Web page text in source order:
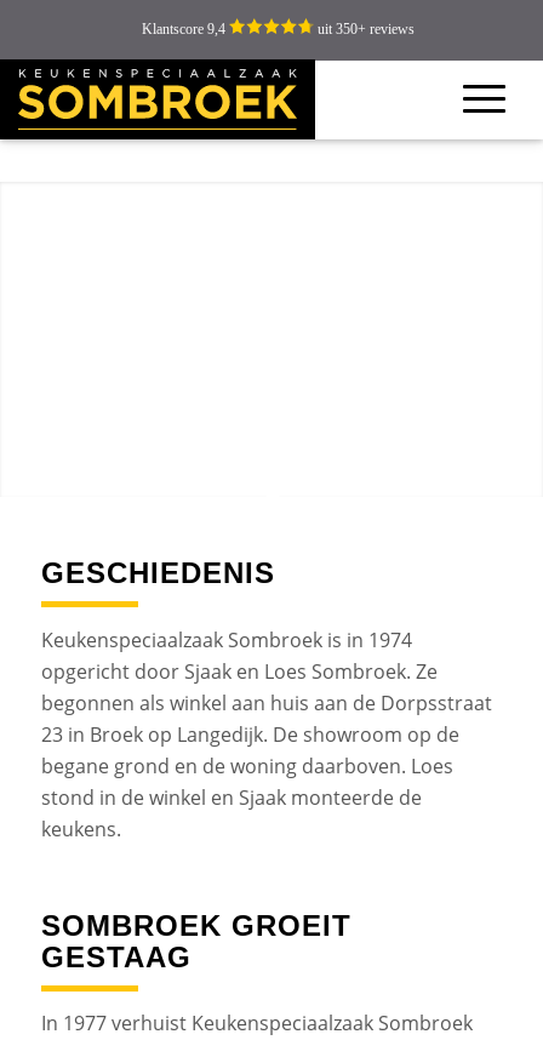
Klantscore 9,4 uit 350+ reviews
GESCHIEDENIS
Keukenspeciaalzaak Sombroek is in 1974
opgericht door Sjaak en Loes Sombroek. Ze
begonnen als winkel aan huis aan de Dorpsstraat
23 in Broek op Langedijk. De showroom op de
begane grond en de woning daarboven. Loes
stond in de winkel en Sjaak monteerde de
keukens.
SOMBROEK GROEIT
GESTAAG
In 1977 verhuist Keukenspeciaalzaak Sombroek